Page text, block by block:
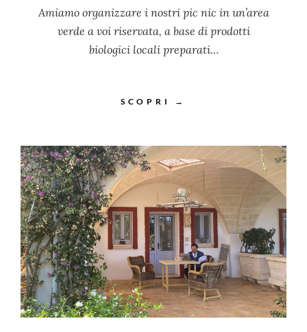
Amiamo organizzare i nostri pic nic in un’area
verde a voi riservata, a base di prodotti
biologici locali preparati…
SCOPRI →